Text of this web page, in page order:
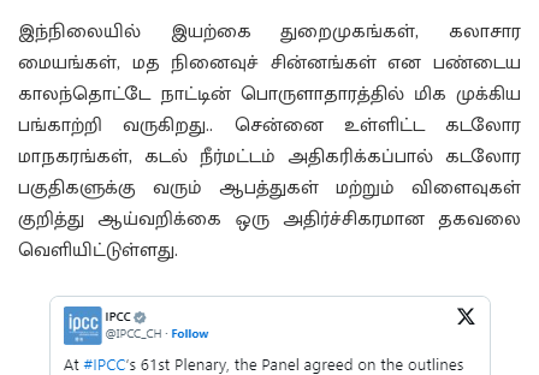
இந்நிலையில் இயற்கை துறைமுகங்கள், கலாசார
மையங்கள், மத நினைவுச் சின்னங்கள் என பண்டைய
காலந்தொட்டே நாட்டின் பொருளாதாரத்தில் மிக முக்கிய
பங்காற்றி வருகிறது.. சென்னை உள்ளிட்ட கடலோர
மாநகரங்கள், கடல் நீர்மட்டம் அதிகரிக்கப்பால் கடலோர
பகுதிகளுக்கு வரும் ஆபத்துகள் மற்றும் விளைவுகள்
குறித்து ஆய்வறிக்கை ஒரு அதிர்ச்சிகரமான தகவலை
வெளியிட்டுள்ளது.